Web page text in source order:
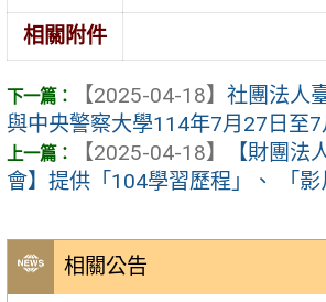
相關公告
相關附件
【2025-04-18】 社團法人
與中央警察大學114年7月27日至7
【2025-04-18】
【財團法
會】提供「104學習歷程」、 「影